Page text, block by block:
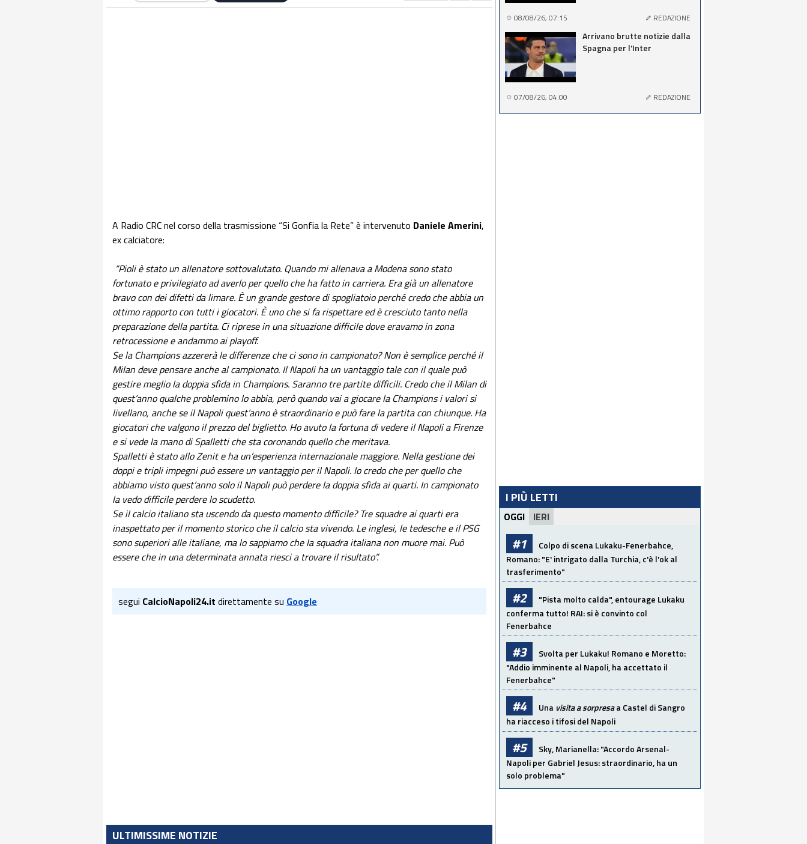
A Radio CRC nel corso della trasmissione “Si Gonfia la Rete” è intervenuto Daniele Amerini,
ex calciatore:
“Pioli è stato un allenatore sottovalutato. Quando mi allenava a Modena sono stato
fortunato e privilegiato ad averlo per quello che ha fatto in carriera. Era già un allenatore
bravo con dei difetti da limare. È un grande gestore di spogliatoio perché credo che abbia un
ottimo rapporto con tutti i giocatori. È uno che si fa rispettare ed è cresciuto tanto nella
preparazione della partita. Ci riprese in una situazione difficile dove eravamo in zona
retrocessione e andammo ai playoff.
Se la Champions azzererà le differenze che ci sono in campionato? Non è semplice perché il
Milan deve pensare anche al campionato. Il Napoli ha un vantaggio tale con il quale può
gestire meglio la doppia sfida in Champions. Saranno tre partite difficili. Credo che il Milan di
quest’anno qualche problemino lo abbia, però quando vai a giocare la Champions i valori si
livellano, anche se il Napoli quest’anno è straordinario e può fare la partita con chiunque. Ha
giocatori che valgono il prezzo del biglietto. Ho avuto la fortuna di vedere il Napoli a Firenze
e si vede la mano di Spalletti che sta coronando quello che meritava.
Spalletti è stato allo Zenit e ha un’esperienza internazionale maggiore. Nella gestione dei
doppi e tripli impegni può essere un vantaggio per il Napoli. Io credo che per quello che
abbiamo visto quest’anno solo il Napoli può perdere la doppia sfida ai quarti. In campionato
la vedo difficile perdere lo scudetto.
Se il calcio italiano sta uscendo da questo momento difficile? Tre squadre ai quarti era
inaspettato per il momento storico che il calcio sta vivendo. Le inglesi, le tedesche e il PSG
sono superiori alle italiane, ma lo sappiamo che la squadra italiana non muore mai. Può
essere che in una determinata annata riesci a trovare il risultato”.
segui CalcioNapoli24.it direttamente su Google
ULTIMISSIME NOTIZIE
08/08/26, 07:15 REDAZIONE
Arrivano brutte notizie dalla
Spagna per l'Inter
07/08/26, 04:00 REDAZIONE
I PIÙ LETTI
OGGI IERI
#1
Colpo di scena Lukaku-Fenerbahce,
Romano: "E' intrigato dalla Turchia, c'è l'ok al
trasferimento"
#2
"Pista molto calda", entourage Lukaku
conferma tutto! RAI: si è convinto col
Fenerbahce
#3
Svolta per Lukaku! Romano e Moretto:
"Addio imminente al Napoli, ha accettato il
Fenerbahce"
#4 Una visita a sorpresaa Castel di Sangro
ha riacceso i tifosi del Napoli
#5
Sky, Marianella: "Accordo Arsenal-
Napoli per Gabriel Jesus: straordinario, ha un
solo problema"